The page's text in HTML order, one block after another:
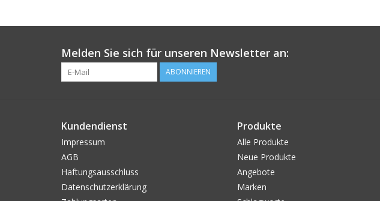
Melden Sie sich für unseren Newsletter an:
ABONNIEREN
Kundendienst
Impressum
AGB
Haftungsausschluss
Datenschutzerklärung
Produkte
Alle Produkte
Neue Produkte
Angebote
Marken